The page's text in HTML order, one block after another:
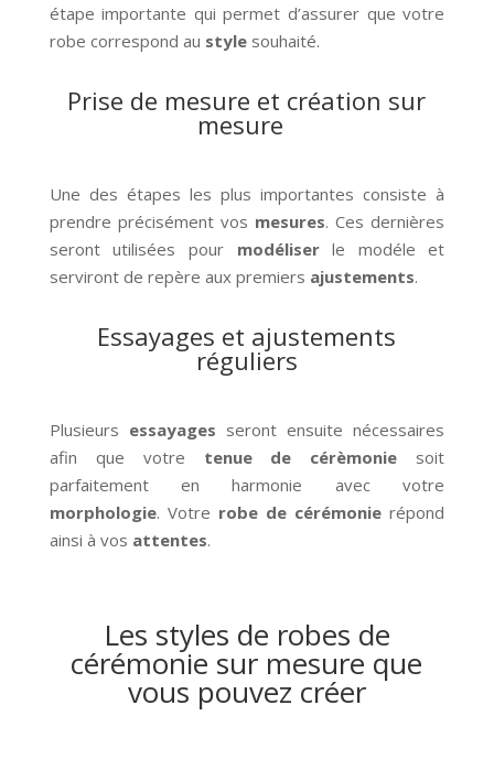
étape importante qui permet d’assurer que votre
robe correspond au stylesouhaité.
Prise de mesure et création sur
mesure
Une des étapes les plus importantes consiste à
prendre précisément vos mesures. Ces dernières
seront utilisées pour modéliserle modéle et
serviront de repère aux premiers ajustements.
Essayages et ajustements
réguliers
Plusieurs essayages seront ensuite nécessaires
afin que votre tenue de cérèmonie soit
parfaitement en harmonie avec votre
morphologie. Votre robe de cérémonie répond
ainsi à vos attentes.
Les styles de robes de
cérémonie sur mesure que
vous pouvez créer